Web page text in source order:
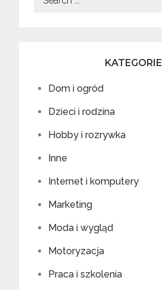
KATEGORIE
Dom i ogród
Dzieci i rodzina
Hobby i rozrywka
Inne
Internet i komputery
Marketing
Moda i wygląd
Motoryzacja
Praca i szkolenia